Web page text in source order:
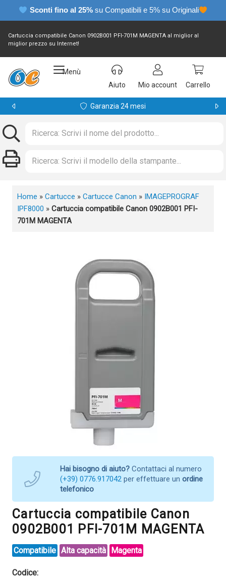
Sconti fino al 25% su Compatibili e 5% su Originali
Cartuccia compatibile Canon 0902B001 PFI-701M MAGENTA al miglior al
miglior prezzo su Internet!
Menù
Aiuto
Mio account Carrello
Garanzia 24 mesi
Home » Cartucce » Cartucce Canon » IMAGEPROGRAF
IPF8000 » Cartuccia compatibile Canon 0902B001 PFI-
701M MAGENTA
Hai bisogno di aiuto? Contattaci al numero
(+39) 0776.917042 per effettuare un ordine
telefonico
Cartuccia compatibile Canon
0902B001 PFI-701M MAGENTA
Compatibile Alta capacità Magenta
Codice: